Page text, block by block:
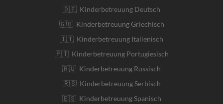
🇩🇪 Kinderbetreuung Deutsch
🇬🇷 Kinderbetreuung Griechisch
🇮🇹 Kinderbetreuung Italienisch
🇵🇹 Kinderbetreuung Portugiesisch
🇷🇺 Kinderbetreuung Russisch
🇷🇸 Kinderbetreuung Serbisch
🇪🇸 Kinderbetreuung Spanisch